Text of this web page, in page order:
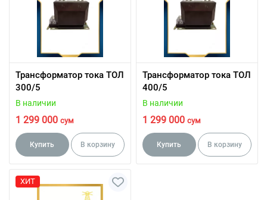
Трансформатор тока ТОЛ
300/5
В наличии
1 299 000 сум
Купить В корзину
Трансформатор тока ТОЛ
400/5
В наличии
1 299 000 сум
Купить В корзину
ХИТ